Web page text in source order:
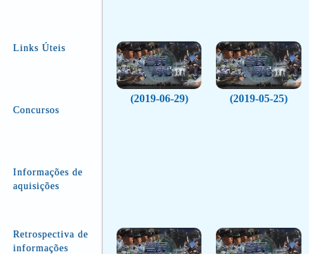
Links Úteis
Concursos
Informações de
aquisições
Retrospectiva de
informações
(2019-06-29) (2019-05-25)